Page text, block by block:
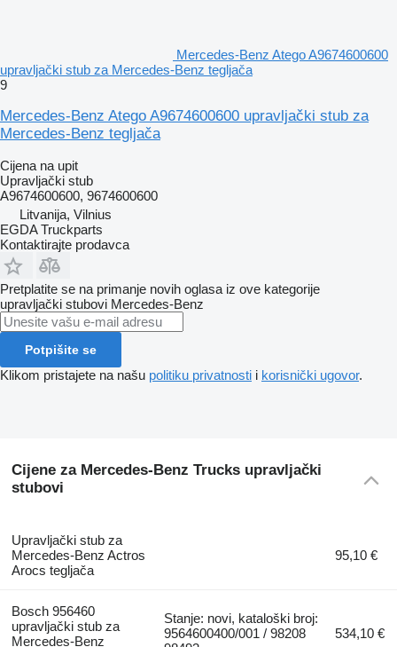
Mercedes-Benz Atego A9674600600
upravljački stub za Mercedes-Benz tegljača
9
Mercedes-Benz Atego A9674600600 upravljački stub za
Mercedes-Benz tegljača
Cijena na upit
Upravljački stub
A9674600600, 9674600600
Litvanija, Vilnius
EGDA Truckparts
Kontaktirajte prodavca
Pretplatite se na primanje novih oglasa iz ove kategorije
upravljački stubovi Mercedes-Benz
Potpišite se
Klikom pristajete na našu politiku privatnosti i korisnički ugovor.
Cijene za Mercedes-Benz Trucks upravljački
stubovi
Upravljački stub za
Mercedes-Benz Actros
Arocs tegljača
95,10 €
Bosch 956460
upravljački stub za
Mercedes-Benz
Stanje: novi, kataloški broj:
9564600400/001 / 98208
534,10 €